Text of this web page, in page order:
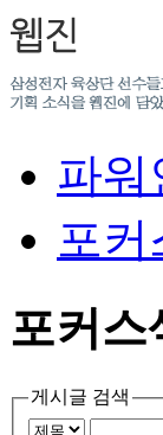
파워
포커
포커스
게시글 검색